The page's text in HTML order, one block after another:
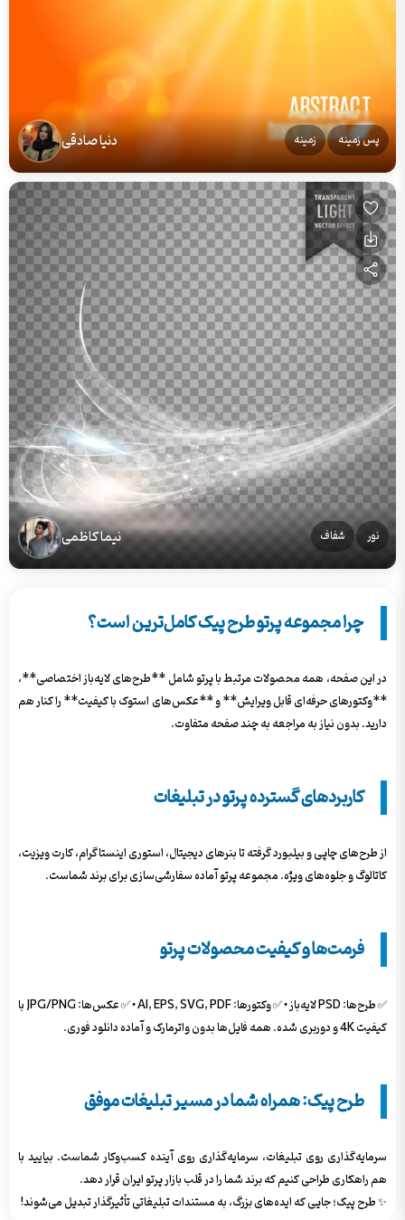
پس زمینه زمینه دنیا صادقی
نور شفاف نیما کاظمی
چرا مجموعه پرتو طرح پیک کامل‌ترین است؟
در این صفحه، همه محصولات مرتبط با پرتو شامل **طرح‌های لایه‌باز اختصاصی**،
**وکتورهای حرفه‌ای قابل ویرایش** و **عکس‌های استوک با کیفیت** را کنار هم
دارید. بدون نیاز به مراجعه به چند صفحه متفاوت.
کاربردهای گسترده پرتو در تبلیغات
از طرح‌های چاپی و بیلبورد گرفته تا بنرهای دیجیتال، استوری اینستاگرام، کارت ویزیت،
کاتالوگ و جلوه‌های ویژه. مجموعه پرتو آماده سفارشی‌سازی برای برند شماست.
فرمت‌ها و کیفیت محصولات پرتو
✅ طرح‌ها: PSD لایه‌باز • ✅ وکتورها: AI, EPS, SVG, PDF • ✅ عکس‌ها: JPG/PNG با
کیفیت 4K و دوربری شده. همه فایل‌ها بدون واترمارک و آماده دانلود فوری.
طرح پیک: همراه شما در مسیر تبلیغات موفق
سرمایه‌گذاری روی تبلیغات، سرمایه‌گذاری روی آینده کسب‌وکار شماست. بیایید با
هم راهکاری طراحی کنیم که برند شما را در قلب بازار پرتو ایران قرار دهد.
✨ طرح پیک؛ جایی که ایده‌های بزرگ، به مستندات تبلیغاتی تأثیرگذار تبدیل می‌شوند!